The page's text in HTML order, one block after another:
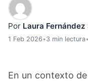
Por Laura Fernández
1 Feb 2026•3 min lectura•
En un contexto